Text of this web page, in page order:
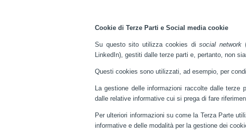
Cookie di Terze Parti e Social media cookie
Su questo sito utilizza cookies disocial network
LinkedIn), gestiti dalle terze parti e, pertanto, non
Questi cookies sono utilizzati, ad esempio, per
La gestione delle informazioni raccolte dalle
dalle relative informative cui si prega di fare
Per ulteriori informazioni su come la Terza Parte
informative e delle modalità per la gestione dei